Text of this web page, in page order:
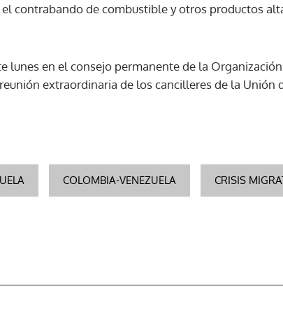
contrabando de combustible y otros productos
lunes en el consejo permanente de la
extraordinaria de los cancilleres de la Unión
COLOMBIA-VENEZUELA CRISIS